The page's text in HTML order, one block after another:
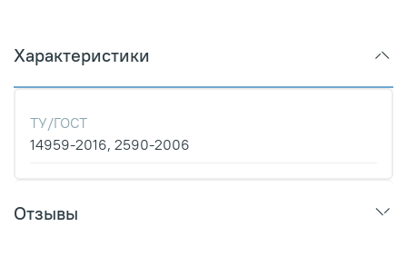
Характеристики
ТУ/ГОСТ
14959-2016, 2590-2006
Отзывы